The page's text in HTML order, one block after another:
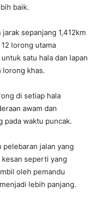
baik.
sepanjang 1,412km
lorong utama
satu hala dan lapan
khas.
di setiap hala
awam dan
pada waktu puncak.
pelebaran jalan yang
seperti yang
oleh pemandu
lebih panjang.